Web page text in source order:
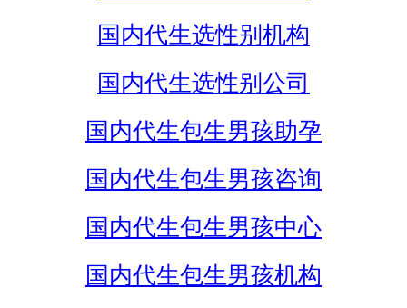
国内代生选性别机构
国内代生选性别公司
国内代生包生男孩助孕
国内代生包生男孩咨询
国内代生包生男孩中心
国内代生包生男孩机构